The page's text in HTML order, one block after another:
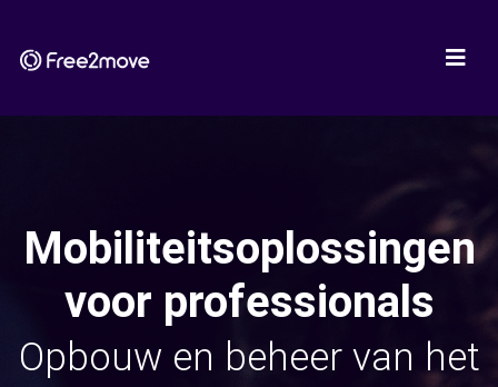
Mobiliteitsoplossingen
voor professionals
Opbouw en beheer van het